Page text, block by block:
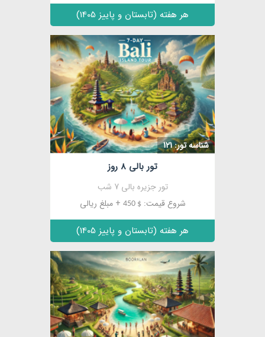
هر هفته (تابستان و پاییز 1405)
شناسه تور: 121
تور بالی 8 روز
تور جزیره بالی 7 شب
شروع قیمت: $ 450 + مبلغ ریالی
هر هفته (تابستان و پاییز 1405)